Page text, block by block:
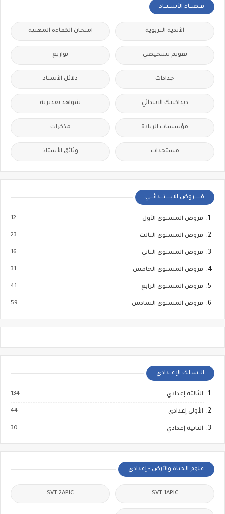
فــضــاء الأســتــاذ
الأندية التربوية امتحان الكفاءة المهنية
تقويم تشخيصي توازيع
جذاذات دلائل الأستاذ
ديداكتيك الابتدائي شواهد تقديرية
مؤسسات الريادة مذكرات
مستجدات وثائق الأستاذ
فــــــروض الابـــــتـــدائــــي
فروض المستوى الأول 12
فروض المستوى الثالث 23
فروض المستوى الثاني 16
فروض المستوى الخامس 31
فروض المستوى الرابع 41
فروض المستوى السادس 59
الــسـلك الإعــدادي
الثالثة إعدادي 134
الأولى إعدادي 44
الثانية إعدادي 30
علوم الحياة والأرض - إعدادي
SVT 1APIC
SVT 2APIC